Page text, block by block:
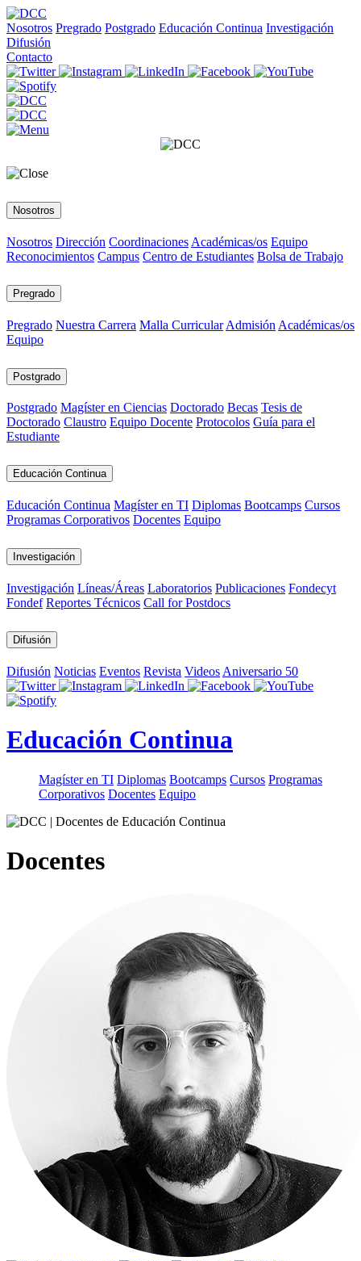
Nosotros Pregrado Postgrado Educación Continua Investigación
Difusión
Contacto
Nosotros
Nosotros Dirección Coordinaciones Académicas/os Equipo
Reconocimientos Campus Centro de Estudiantes Bolsa de Trabajo
Pregrado
Pregrado Nuestra Carrera Malla Curricular Admisión Académicas/os
Equipo
Postgrado
Postgrado Magíster en Ciencias Doctorado Becas Tesis de
Doctorado Claustro Equipo Docente Protocolos Guía para el
Estudiante
Educación Continua
Educación Continua Magíster en TI Diplomas Bootcamps Cursos
Programas Corporativos Docentes Equipo
Investigación
Investigación Líneas/Áreas Laboratorios Publicaciones Fondecyt
Fondef Reportes Técnicos Call for Postdocs
Difusión
Difusión Noticias Eventos Revista Videos Aniversario 50
Educación Continua
Magíster en TI Diplomas Bootcamps Cursos Programas
Corporativos Docentes Equipo
Docentes